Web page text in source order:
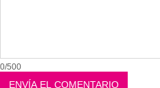
0/500